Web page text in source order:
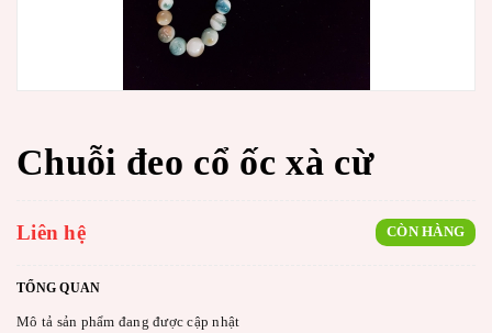
Chuỗi đeo cổ ốc xà cừ
Liên hệ CÒN HÀNG
TỔNG QUAN
Mô tả sản phẩm đang được cập nhật